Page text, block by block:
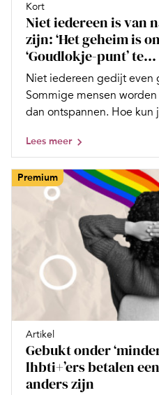
Kort
Niet iedereen is van
zijn: ‘Het geheim is
‘Goudlokje-punt’ te...
Niet iedereen gedijt even
Sommige mensen
dan ontspannen. Hoe kun
Lees meer
Premium
Artikel
Gebukt onder
lhbti+’ers betalen
anders zijn